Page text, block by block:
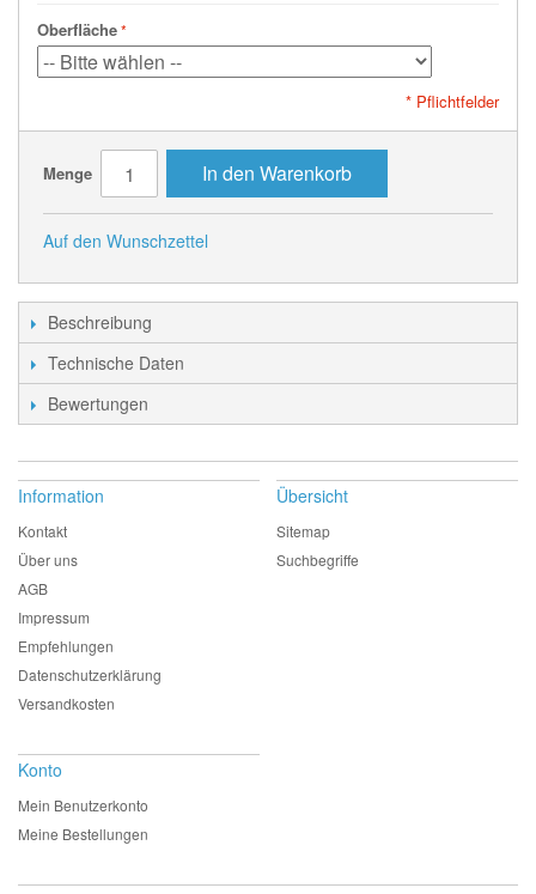
Oberfläche
* Pflichtfelder
Menge In den Warenkorb
Auf den Wunschzettel
Beschreibung
Technische Daten
Bewertungen
Information
Kontakt
Über uns
AGB
Impressum
Empfehlungen
Datenschutzerklärung
Versandkosten
Übersicht
Sitemap
Suchbegriffe
Konto
Mein Benutzerkonto
Meine Bestellungen